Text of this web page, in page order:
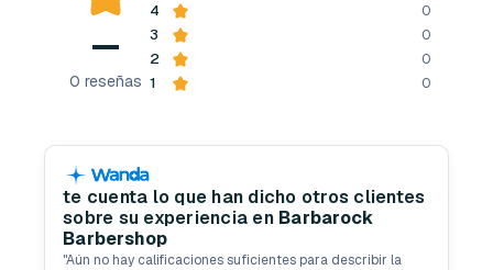
—
0 reseñas
4 0
3 0
2 0
1 0
te cuenta lo que han dicho otros clientes
sobre su experiencia en Barbarock
Barbershop
"Aún no hay calificaciones suficientes para describir la